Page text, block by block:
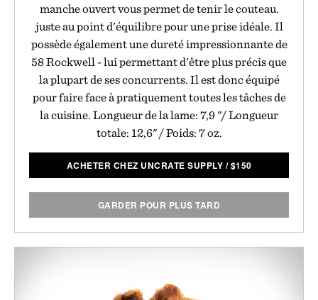
manche ouvert vous permet de tenir le couteau.
juste au point d'équilibre pour une prise idéale. Il
possède également une dureté impressionnante de
58 Rockwell - lui permettant d'être plus précis que
la plupart de ses concurrents. Il est donc équipé
pour faire face à pratiquement toutes les tâches de
la cuisine. Longueur de la lame: 7,9 "/ Longueur
totale: 12,6" / Poids: 7 oz.
ACHETER CHEZ UNCRATE SUPPLY /$150
GARDER POUR PLUS TARD